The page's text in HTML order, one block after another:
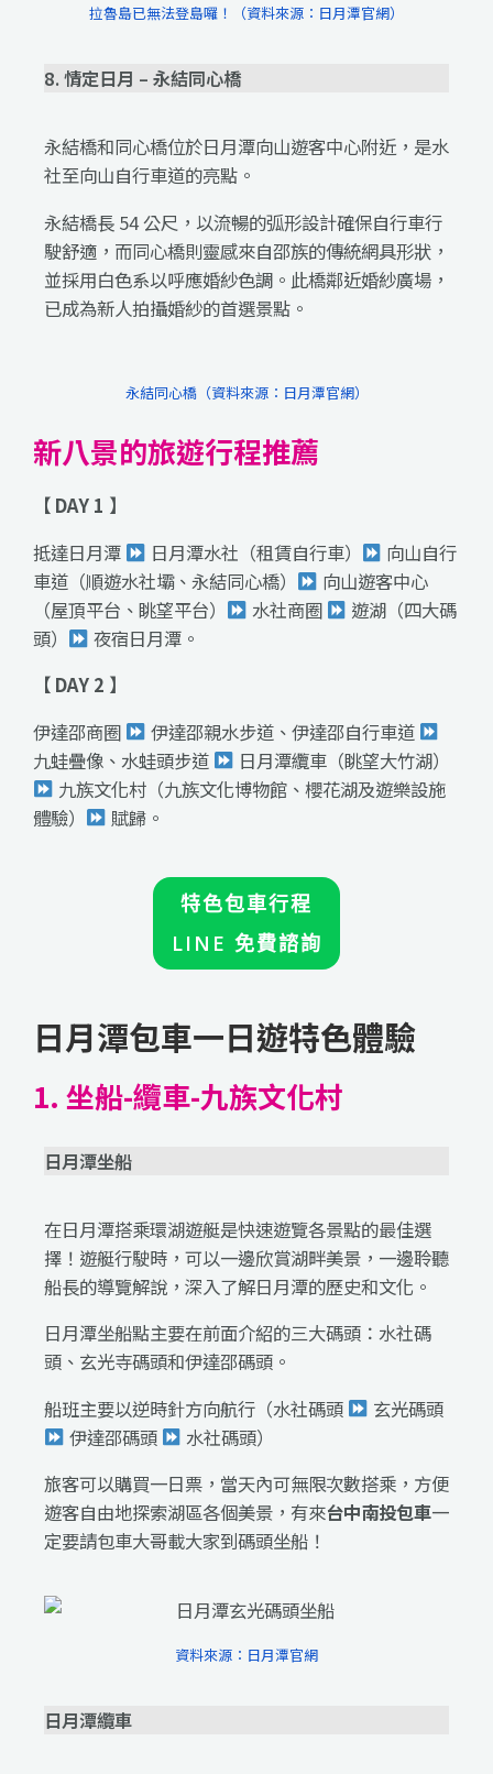
拉魯島已無法登島囉！（資料來源：日月潭官網）
8. 情定日月 – 永結同心橋
永結橋和同心橋位於日月潭向山遊客中心附近，是水
社至向山自行車道的亮點。
永結橋長 54 公尺，以流暢的弧形設計確保自行車行
駛舒適，而同心橋則靈感來自邵族的傳統網具形狀，
並採用白色系以呼應婚紗色調。此橋鄰近婚紗廣場，
已成為新人拍攝婚紗的首選景點。
永結同心橋（資料來源：日月潭官網）
新八景的旅遊行程推薦
【 DAY 1 】
抵達日月潭
日月潭水社（租賃自行車）
向山自行
車道（順遊水社壩、永結同心橋）
向山遊客中心
（屋頂平台、眺望平台）
水社商圈
遊湖（四大碼
頭）
夜宿日月潭。
【 DAY 2 】
伊達邵商圈
伊達邵親水步道、伊達邵自行車道
九蛙疊像、水蛙頭步道
日月潭纜車（眺望大竹湖）
九族文化村（九族文化博物館、櫻花湖及遊樂設施
體驗）
賦歸。
特色包車行程
LINE 免費諮詢
日月潭包車一日遊特色體驗
1. 坐船-纜車-九族文化村
日月潭坐船
在日月潭搭乘環湖遊艇是快速遊覽各景點的最佳選
擇！遊艇行駛時，可以一邊欣賞湖畔美景，一邊聆聽
船長的導覽解說，深入了解日月潭的歷史和文化。
日月潭坐船點主要在前面介紹的三大碼頭：水社碼
頭、玄光寺碼頭和伊達邵碼頭。
船班主要以逆時針方向航行（水社碼頭
玄光碼頭
伊達邵碼頭
水社碼頭）
旅客可以購買一日票，當天內可無限次數搭乘，方便
遊客自由地探索湖區各個美景，有來台中南投包車一
定要請包車大哥載大家到碼頭坐船！
資料來源：日月潭官網
日月潭纜車